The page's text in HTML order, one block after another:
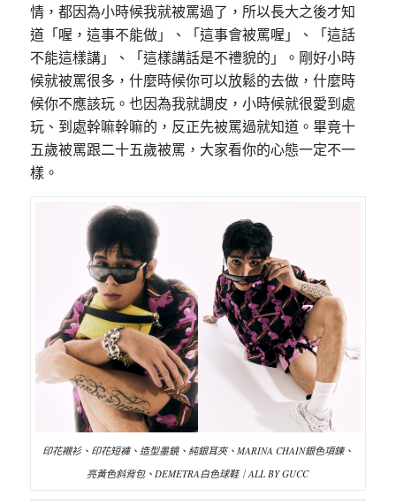
情，都因為小時候我就被罵過了，所以長大之後才知
道「喔，這事不能做」、「這事會被罵喔」、「這話
不能這樣講」、「這樣講話是不禮貌的」。剛好小時
候就被罵很多，什麼時候你可以放鬆的去做，什麼時
候你不應該玩。也因為我就調皮，小時候就很愛到處
玩、到處幹嘛幹嘛的，反正先被罵過就知道。畢竟十
五歲被罵跟二十五歲被罵，大家看你的心態一定不一
樣。
印花襯衫、印花短褲、造型墨鏡、純銀耳夾、MARINA CHAIN銀色項鍊、
亮黃色斜背包、DEMETRA白色球鞋｜ALL BY GUCC